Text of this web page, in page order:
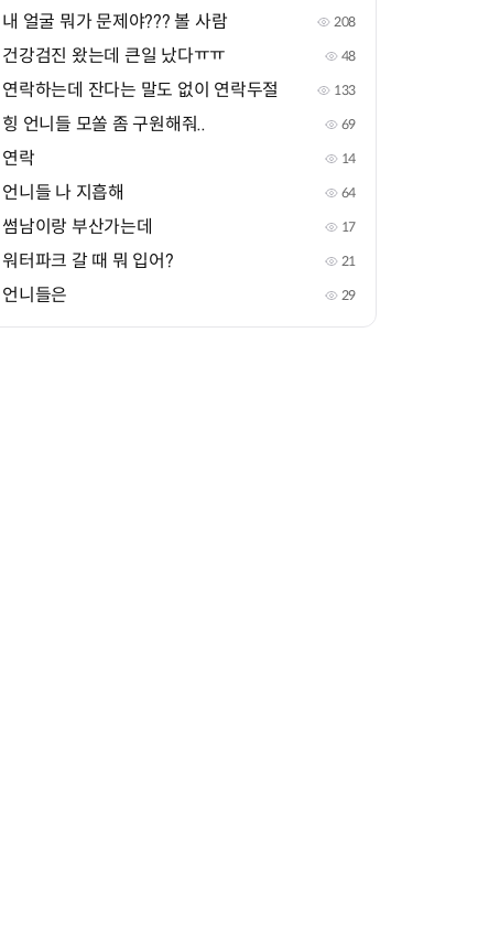
내 얼굴 뭐가 문제야??? 볼 사람 208
건강검진 왔는데 큰일 났다ㅠㅠ 48
연락하는데 잔다는 말도 없이 연락두절 133
힝 언니들 모쏠 좀 구원해줘.. 69
연락 14
언니들 나 지흡해 64
썸남이랑 부산가는데 17
워터파크 갈 때 뭐 입어? 21
언니들은 29